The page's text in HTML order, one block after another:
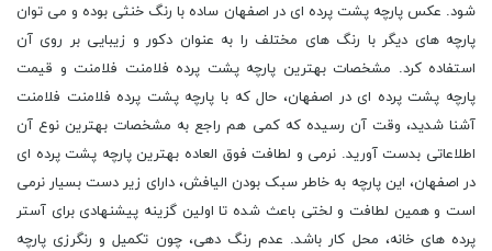
شود. عکس پارچه پشت پرده ای در اصفهان ساده با رنگ خنثی بوده و می توان
پارچه های دیگر با رنگ های مختلف را به عنوان دکور و زیبایی بر روی آن
استفاده کرد. مشخصات بهترین پارچه پشت پرده فلامنت فلامنت و قیمت
پارچه پشت پرده ای در اصفهان، حال که با پارچه پشت پرده فلامنت فلامنت
آشنا شدید، وقت آن رسیده که کمی هم راجع به مشخصات بهترین نوع آن
اطلاعاتی بدست آورید. نرمی و لطافت فوق العاده بهترین پارچه پشت پرده ای
در اصفهان، این پارچه به خاطر سبک بودن الیافش، دارای زیر دست بسیار نرمی
است و همین لطافت و لختی باعث شده تا اولین گزینه پیشنهادی برای آستر
پرده های خانه، محل کار باشد. عدم رنگ دهی، چون تکمیل و رنگرزی پارچه